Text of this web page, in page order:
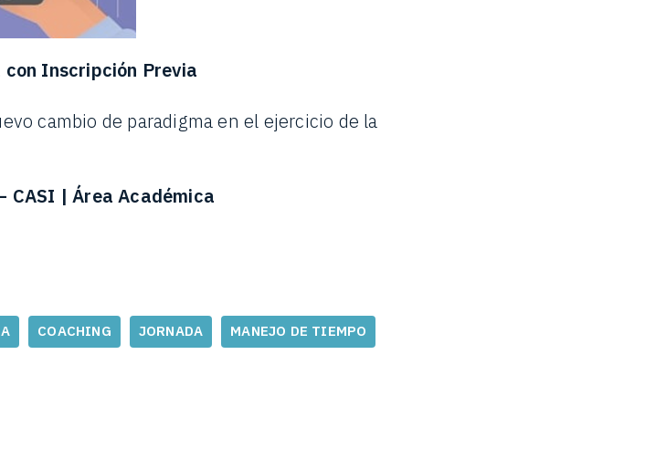
Inscripción Previa
cambio de paradigma en el ejercicio de la
CASI | Área Académica
COACHING JORNADA MANEJO DE TIEMPO